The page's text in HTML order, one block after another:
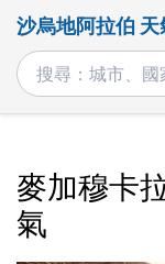
沙烏地阿拉伯 天
麥加穆卡
氣